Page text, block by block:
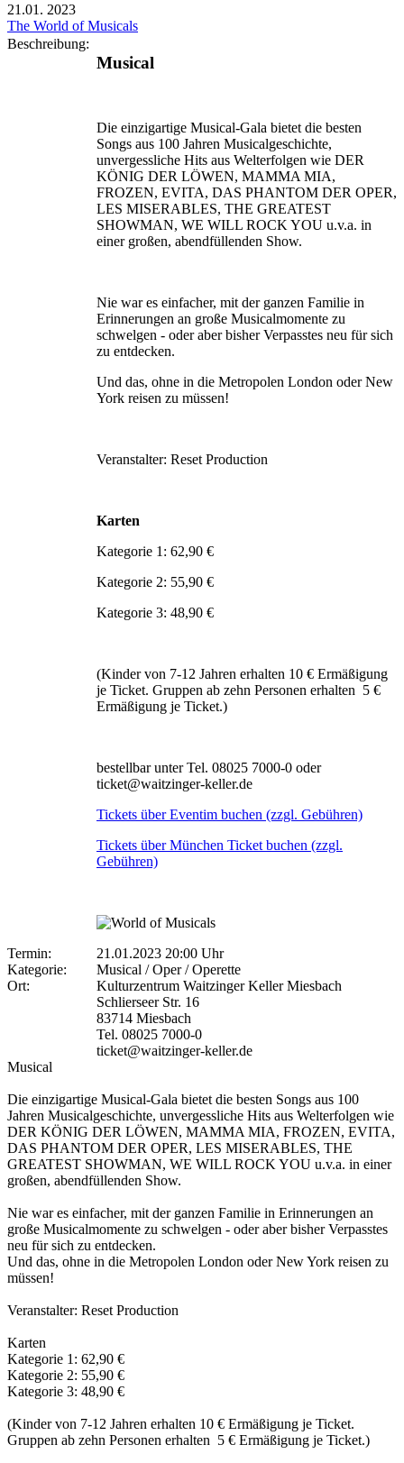
21.01. 2023
The World of Musicals
Beschreibung:
Musical
Die einzigartige Musical-Gala bietet die besten
Songs aus 100 Jahren Musicalgeschichte,
unvergessliche Hits aus Welterfolgen wie DER
KÖNIG DER LÖWEN, MAMMA MIA,
FROZEN, EVITA, DAS PHANTOM DER OPER,
LES MISERABLES, THE GREATEST
SHOWMAN, WE WILL ROCK YOU u.v.a. in
einer großen, abendfüllenden Show.
Nie war es einfacher, mit der ganzen Familie in
Erinnerungen an große Musicalmomente zu
schwelgen - oder aber bisher Verpasstes neu für sich
zu entdecken.
Und das, ohne in die Metropolen London oder New
York reisen zu müssen!
Veranstalter: Reset Production
Karten
Kategorie 1: 62,90 €
Kategorie 2: 55,90 €
Kategorie 3: 48,90 €
(Kinder von 7-12 Jahren erhalten 10 € Ermäßigung
je Ticket. Gruppen ab zehn Personen erhalten 5 €
Ermäßigung je Ticket.)
bestellbar unter Tel. 08025 7000-0 oder
ticket@waitzinger-keller.de
Tickets über Eventim buchen (zzgl. Gebühren)
Tickets über München Ticket buchen (zzgl.
Gebühren)
Termin:
21.01.2023 20:00 Uhr
Kategorie:
Musical / Oper / Operette
Ort:
Kulturzentrum Waitzinger Keller Miesbach
Schlierseer Str. 16
83714 Miesbach
Tel. 08025 7000-0
ticket@waitzinger-keller.de
Musical
Die einzigartige Musical-Gala bietet die besten Songs aus 100
Jahren Musicalgeschichte, unvergessliche Hits aus Welterfolgen wie
DER KÖNIG DER LÖWEN, MAMMA MIA, FROZEN, EVITA,
DAS PHANTOM DER OPER, LES MISERABLES, THE
GREATEST SHOWMAN, WE WILL ROCK YOU u.v.a. in einer
großen, abendfüllenden Show.
Nie war es einfacher, mit der ganzen Familie in Erinnerungen an
große Musicalmomente zu schwelgen - oder aber bisher Verpasstes
neu für sich zu entdecken.
Und das, ohne in die Metropolen London oder New York reisen zu
müssen!
Veranstalter: Reset Production
Karten
Kategorie 1: 62,90 €
Kategorie 2: 55,90 €
Kategorie 3: 48,90 €
(Kinder von 7-12 Jahren erhalten 10 € Ermäßigung je Ticket.
Gruppen ab zehn Personen erhalten 5 € Ermäßigung je Ticket.)